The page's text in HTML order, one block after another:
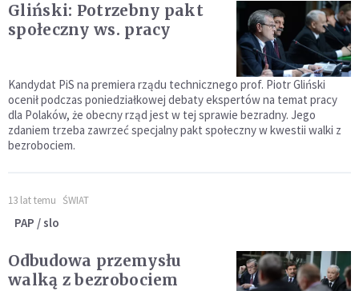
Gliński: Potrzebny pakt
społeczny ws. pracy
Kandydat PiS na premiera rządu technicznego prof. Piotr Gliński
ocenił podczas poniedziałkowej debaty ekspertów na temat pracy
dla Polaków, że obecny rząd jest w tej sprawie bezradny. Jego
zdaniem trzeba zawrzeć specjalny pakt społeczny w kwestii walki z
bezrobociem.
13 lat temu ŚWIAT
PAP / slo
Odbudowa przemysłu
walką z bezrobociem